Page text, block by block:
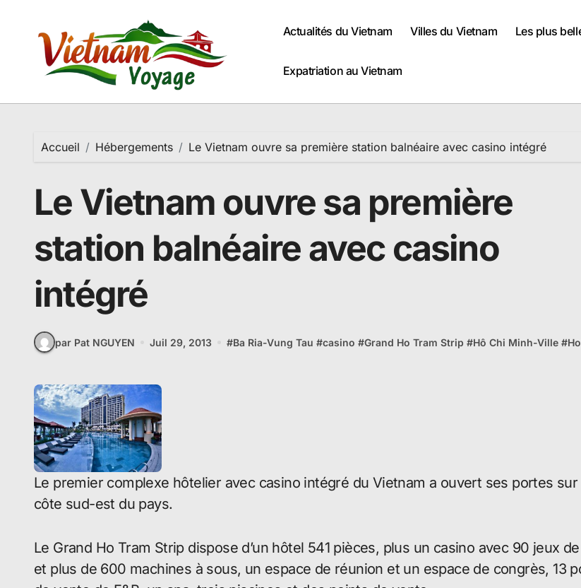
contenu
Actualités du Vietnam Villes du Vietnam Les plus
Expatriation au Vietnam
Accueil Hébergements Le Vietnam ouvre sa première station balnéaire avec casino intégré
Le Vietnam ouvre sa première
station balnéaire avec casino
intégré
par Pat NGUYEN Juil 29, 2013 #Ba Ria-Vung Tau #casino #Grand Ho Tram Strip #Hô Chi Minh-Ville #
Le premier complexe hôtelier avec casino intégré du Vietnam a ouvert ses portes sur
côte sud-est du pays.
Le Grand Ho Tram Strip dispose d’un hôtel 541 pièces, plus un casino avec 90 jeux
et plus de 600 machines à sous, un espace de réunion et un espace de congrès, 13